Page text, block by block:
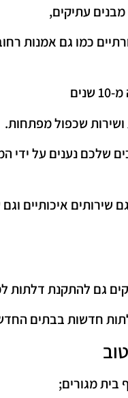
עתיקים,
כמו גם אמנות
ושירות שכפול מפתחות.
שלכם נענים על ידי
איכותיים
גם להתקנת דלתות
חדשות בבתים
בית מגורים;